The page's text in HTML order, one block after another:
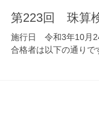
第223回 珠算
施行日 令和3年10月
合格者は以下の通り